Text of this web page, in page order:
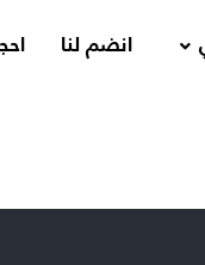
انضم لنا